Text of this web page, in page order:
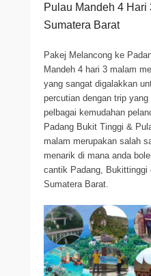
Pulau Mandeh 4 Hari
Sumatera Barat
Pakej Melancong ke
Mandeh 4 hari 3 malam
yang sangat digalakkan
percutian dengan trip
pelbagai kemudahan
Padang Bukit Tinggi &
malam merupakan salah
menarik di mana anda
cantik Padang, Bukittinggi
Sumatera Barat.